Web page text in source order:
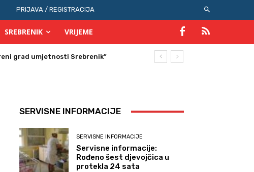
PRIJAVA / REGISTRACIJA
SREBRENIK VRIJEME
SERVISNE INFORMACIJE
SERVISNE INFORMACIJE
Servisne informacije:
Rođeno šest djevojčica u
protekla 24 sata